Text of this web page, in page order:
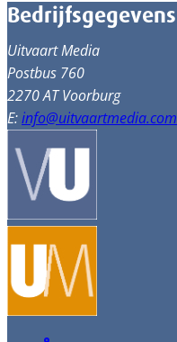
Bedrijfsgegevens
Uitvaart Media
Postbus 760
2270 AT Voorburg
E:info@uitvaartmedia.com